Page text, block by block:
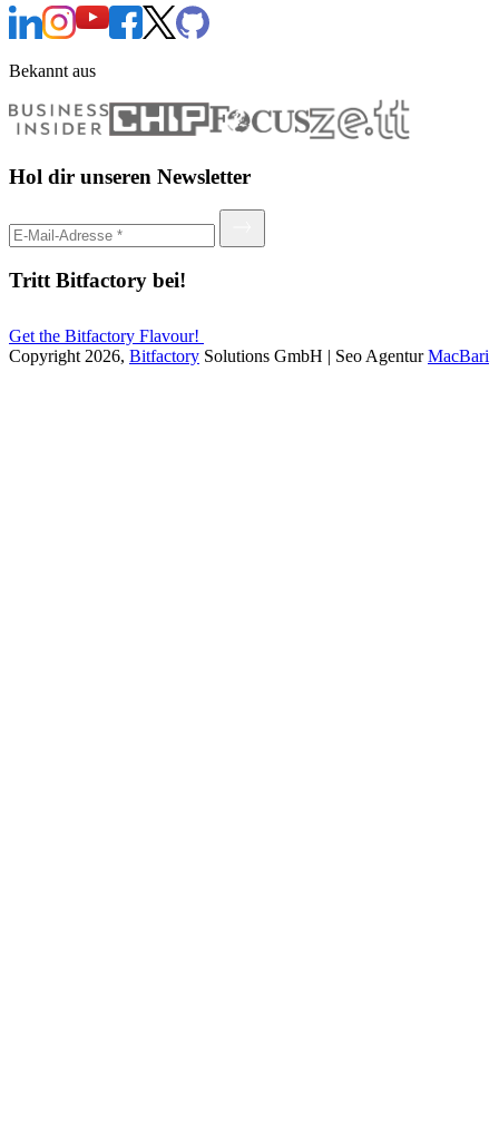
Bekannt aus
Hol dir unseren Newsletter
Tritt Bitfactory bei!
Get the Bitfactory Flavour!
Copyright 2026, Bitfactory Solutions GmbH | Seo AgenturMacBari